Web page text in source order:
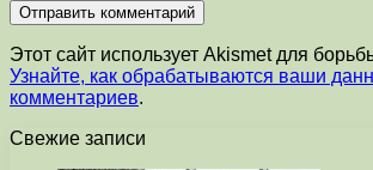
Этот сайт использует Akismet для
Узнайте, как обрабатываются ваши
комментариев.
Свежие записи